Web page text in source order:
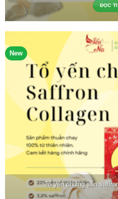
ĐỌC
New
Tổ yến chưng sẵn